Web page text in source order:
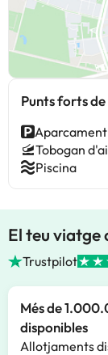
Punts forts
Tobogan
Piscina
El teu viatge
Trustpilot
Més de
disponibles
Allotjaments